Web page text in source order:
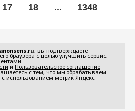
17 18 ... 1348
Реклама
anonsens.ru, вы подтверждаете
браузера с целью улучшить сервис,
и Пользовательское соглашение
с тем, что мы обрабатываем
использованием метрик Яндекс